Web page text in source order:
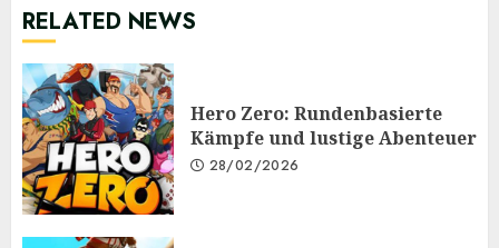
RELATED NEWS
Hero Zero: Rundenbasierte
Kämpfe und lustige Abenteuer
28/02/2026